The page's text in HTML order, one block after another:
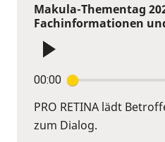
Makula-Thementag
Fachinformationen
00:00
PRO RETINA lädt
zum Dialog.